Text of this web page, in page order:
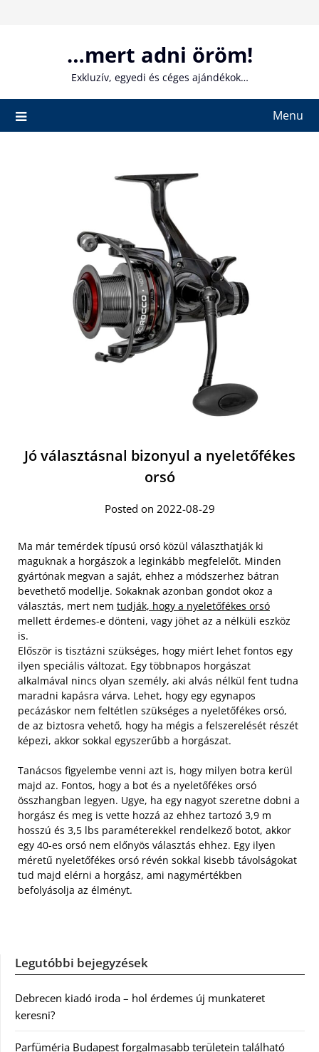
…mert adni öröm!
Exkluzív, egyedi és céges ajándékok…
Menu
Jó választásnal bizonyul a nyeletőfékes
orsó
Posted on 2022-08-29
Ma már temérdek típusú orsó közül választhatják ki
maguknak a horgászok a leginkább megfelelőt. Minden
gyártónak megvan a saját, ehhez a módszerhez bátran
bevethető modellje. Sokaknak azonban gondot okoz a
választás, mert nem tudják, hogy a nyeletőfékes orsó
mellett érdemes-e dönteni, vagy jöhet az a nélküli eszköz
is.
Először is tisztázni szükséges, hogy miért lehet fontos egy
ilyen speciális változat. Egy többnapos horgászat
alkalmával nincs olyan személy, aki alvás nélkül fent tudna
maradni kapásra várva. Lehet, hogy egy egynapos
pecázáskor nem feltétlen szükséges a nyeletőfékes orsó,
de az biztosra vehető, hogy ha mégis a felszerelését részét
képezi, akkor sokkal egyszerűbb a horgászat.
Tanácsos figyelembe venni azt is, hogy milyen botra kerül
majd az. Fontos, hogy a bot és a nyeletőfékes orsó
összhangban legyen. Ugye, ha egy nagyot szeretne dobni a
horgász és meg is vette hozzá az ehhez tartozó 3,9 m
hosszú és 3,5 lbs paraméterekkel rendelkező botot, akkor
egy 40-es orsó nem előnyös választás ehhez. Egy ilyen
méretű nyeletőfékes orsó révén sokkal kisebb távolságokat
tud majd elérni a horgász, ami nagymértékben
befolyásolja az élményt.
Legutóbbi bejegyzések
Debrecen kiadó iroda – hol érdemes új munkateret
keresni?
Parfüméria Budapest forgalmasabb területein található